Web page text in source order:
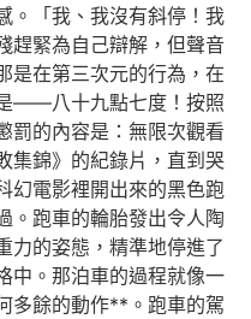
。「我、我沒有斜停！我
趕緊為自己辯解，但聲音
是在第三次元的行為，在
——八十九點七度！按照
罰的內容是：無限次觀看
集錦》的紀錄片，直到哭
幻電影裡開出來的黑色跑
。跑車的輪胎發出令人陶
力的姿態，精準地停進了
中。那泊車的過程就像一
多餘的動作**。跑車的駕